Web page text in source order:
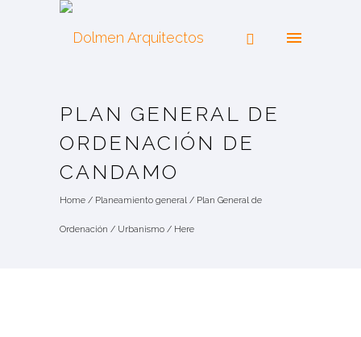
PLAN GENERAL DE
ORDENACIÓN DE
CANDAMO
Home / Planeamiento general / Plan General de
Ordenación / Urbanismo / Here